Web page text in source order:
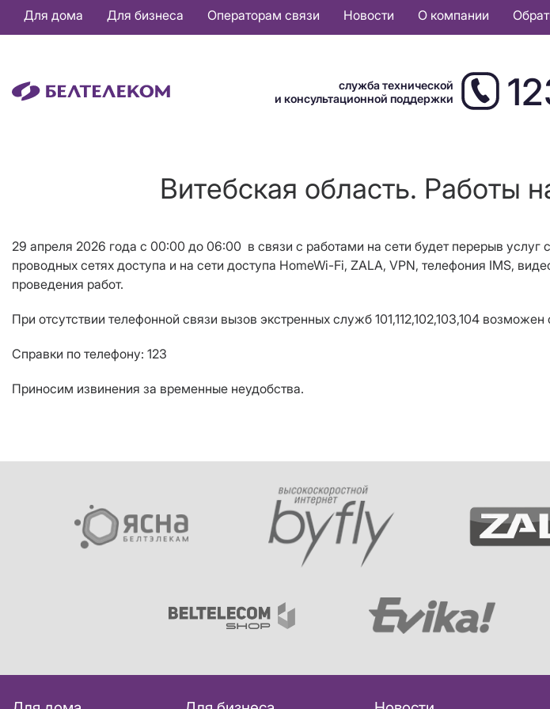
Основная
навигация
Для дома Для бизнеса Операторам связи Новости О компании
служба технической
и консультационной поддержки
Витебская область. Работы
29 апреля 2026 года c 00:00 до 06:00 в связи с работами на сети будет перерыв услуг
проводных сетях доступа и на сети доступа HomeWi-Fi, ZALA, VPN, телефония IMS,
проведения работ.
При отсутствии телефонной связи вызов экстренных служб 101,112,102,103,104
Справки по телефону: 123
Приносим извинения за временные неудобства.